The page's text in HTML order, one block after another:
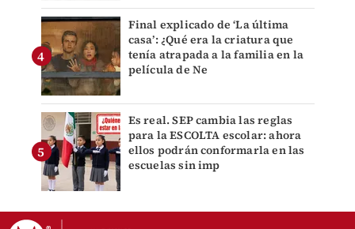
Final explicado de ‘La última
casa’: ¿Qué era la criatura que
tenía atrapada a la familia en la
película de Ne
Es real. SEP cambia las reglas
para la ESCOLTA escolar: ahora
ellos podrán conformarla en las
escuelas sin imp